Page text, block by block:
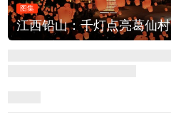
图集
江西铅山：千灯点亮葛仙村